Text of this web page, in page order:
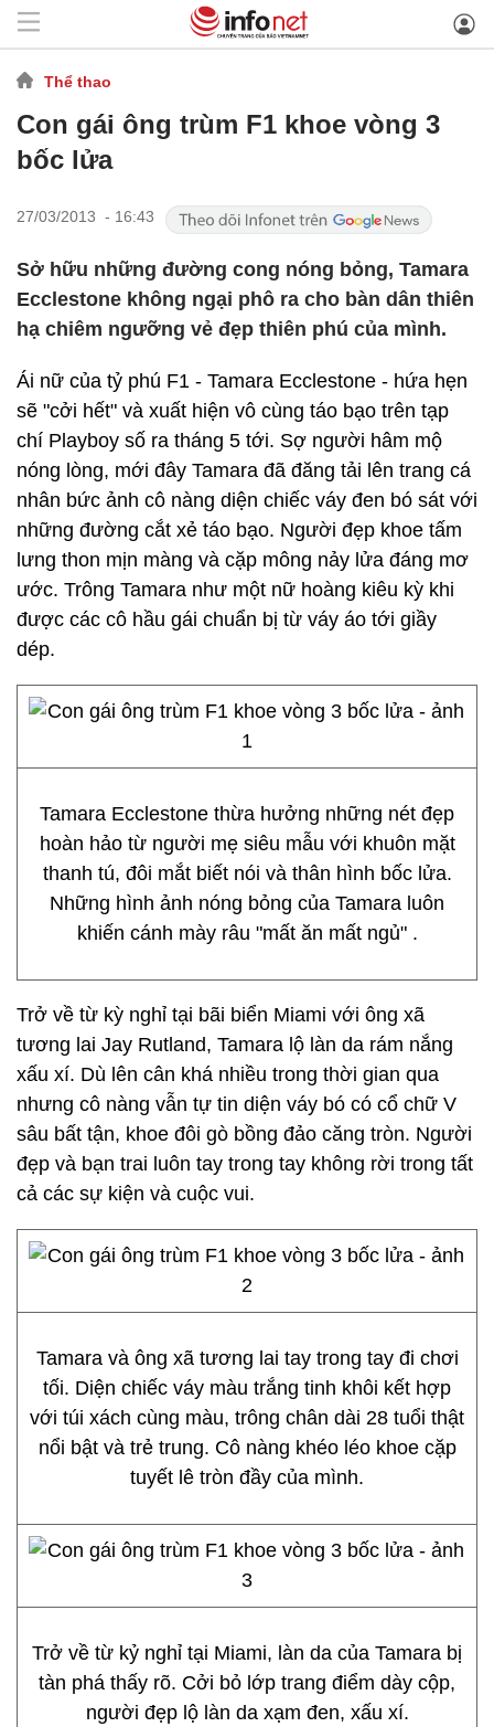
Thể thao
Con gái ông trùm F1 khoe vòng 3
bốc lửa
27/03/2013 - 16:43
Sở hữu những đường cong nóng bỏng, Tamara
Ecclestone không ngại phô ra cho bàn dân thiên
hạ chiêm ngưỡng vẻ đẹp thiên phú của mình.
Ái nữ của tỷ phú F1 - Tamara Ecclestone - hứa hẹn
sẽ "cởi hết" và xuất hiện vô cùng táo bạo trên tạp
chí Playboy số ra tháng 5 tới. Sợ người hâm mộ
nóng lòng, mới đây Tamara đã đăng tải lên trang cá
nhân bức ảnh cô nàng diện chiếc váy đen bó sát với
những đường cắt xẻ táo bạo. Người đẹp khoe tấm
lưng thon mịn màng và cặp mông nảy lửa đáng mơ
ước. Trông Tamara như một nữ hoàng kiêu kỳ khi
được các cô hầu gái chuẩn bị từ váy áo tới giầy
dép.
Tamara Ecclestone thừa hưởng những nét đẹp
hoàn hảo từ người mẹ siêu mẫu với khuôn mặt
thanh tú, đôi mắt biết nói và thân hình bốc lửa.
Những hình ảnh nóng bỏng của Tamara luôn
khiến cánh mày râu "mất ăn mất ngủ" .
Trở về từ kỳ nghỉ tại bãi biển Miami với ông xã
tương lai Jay Rutland, Tamara lộ làn da rám nắng
xấu xí. Dù lên cân khá nhiều trong thời gian qua
nhưng cô nàng vẫn tự tin diện váy bó có cổ chữ V
sâu bất tận, khoe đôi gò bồng đảo căng tròn. Người
đẹp và bạn trai luôn tay trong tay không rời trong tất
cả các sự kiện và cuộc vui.
Tamara và ông xã tương lai tay trong tay đi chơi
tối. Diện chiếc váy màu trắng tinh khôi kết hợp
với túi xách cùng màu, trông chân dài 28 tuổi thật
nổi bật và trẻ trung. Cô nàng khéo léo khoe cặp
tuyết lê tròn đầy của mình.
Trở về từ kỷ nghỉ tại Miami, làn da của Tamara bị
tàn phá thấy rõ. Cởi bỏ lớp trang điểm dày cộp,
người đẹp lộ làn da xạm đen, xấu xí.